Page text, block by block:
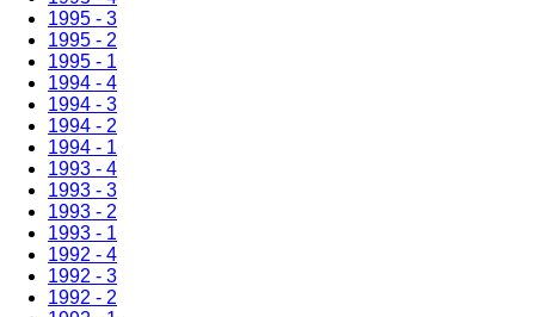
1995 - 3
1995 - 2
1995 - 1
1994 - 4
1994 - 3
1994 - 2
1994 - 1
1993 - 4
1993 - 3
1993 - 2
1993 - 1
1992 - 4
1992 - 3
1992 - 2